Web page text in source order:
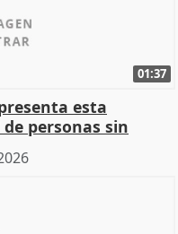
01:37
esta
personas sin